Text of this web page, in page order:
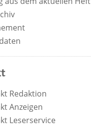
Redaktion
Anzeigen
Leserservice